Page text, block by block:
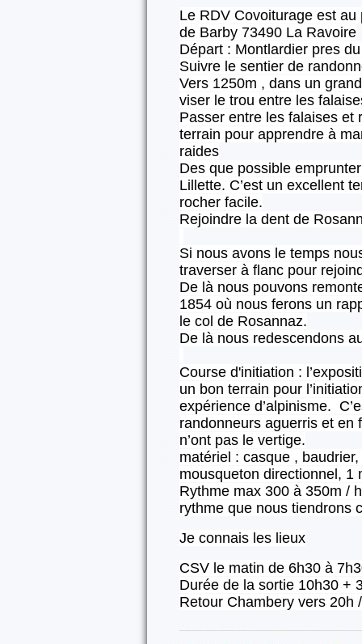
Le RDV Covoiturage est
de Barby 73490 La Ravoire
Départ : Montlardier pres
Suivre le sentier de
Vers 1250m , dans un
viser le trou entre les
Passer entre les falaises
terrain pour apprendre à
raides
Des que possible
Lillette. C’est un excellent
rocher facile.
Rejoindre la dent de
Si nous avons le temps
traverser à flanc pour
De là nous pouvons
1854 où nous ferons un
le col de Rosannaz.
De là nous redescendons
Course d'initiation :
un bon terrain pour
expérience d’alpinisme.
randonneurs aguerris et en
n’ont pas le vertige.
matériel : casque ,
mousqueton directionnel, 1
Rythme max 300 à 350m /
rythme que nous tiendrons
Je connais les lieux
CSV le matin de 6h30 à
Durée de la sortie 10h30 +
Retour Chambery vers 20h